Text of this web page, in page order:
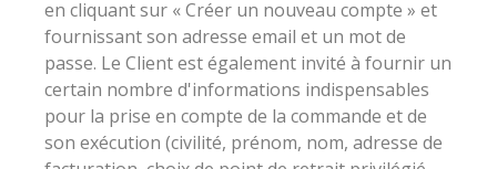
en cliquant sur « Créer un nouveau compte » et
fournissant son adresse email et un mot de
passe. Le Client est également invité à fournir un
certain nombre d'informations indispensables
pour la prise en compte de la commande et de
son exécution (civilité, prénom, nom, adresse de